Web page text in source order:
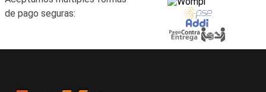
de pago seguras: